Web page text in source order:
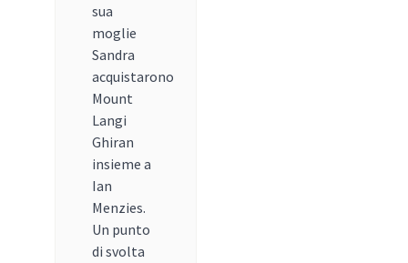
sua
moglie
Sandra
acquistarono
Mount
Langi
Ghiran
insieme a
Ian
Menzies.
Un punto
di svolta